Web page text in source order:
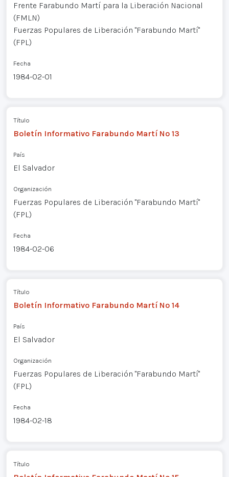
Frente Farabundo Martí para la Liberación Nacional
(FMLN)
Fuerzas Populares de Liberación "Farabundo Martí"
(FPL)
Fecha
1984-02-01
Título
Boletín Informativo Farabundo Martí Nº 13
País
El Salvador
Organización
Fuerzas Populares de Liberación "Farabundo Martí"
(FPL)
Fecha
1984-02-06
Título
Boletín Informativo Farabundo Martí Nº 14
País
El Salvador
Organización
Fuerzas Populares de Liberación "Farabundo Martí"
(FPL)
Fecha
1984-02-18
Título